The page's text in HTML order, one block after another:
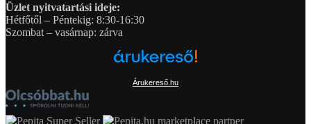
Üzlet nyitvatartási ideje:
Hétfőtől – Péntekig: 8:30-16:30
Szombat – vasárnap: zárva
Árukereső.hu
marketplace partner